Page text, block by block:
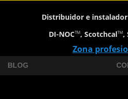
Distribuidor e
DI-NOCTM, ScotchcalTM,
Zona
BLOG